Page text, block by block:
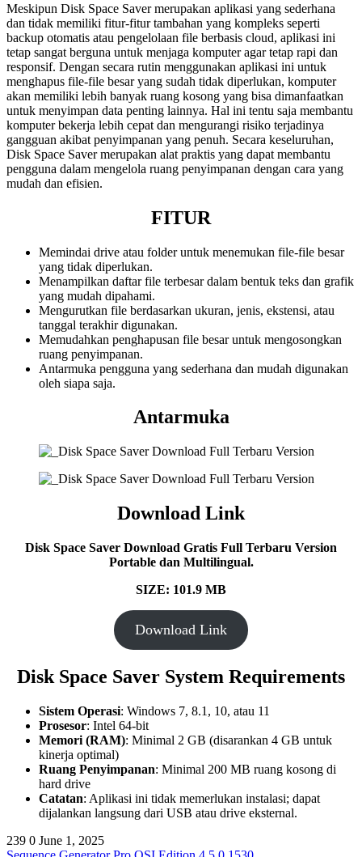
Meskipun Disk Space Saver merupakan aplikasi yang sederhana
dan tidak memiliki fitur-fitur tambahan yang kompleks seperti
backup otomatis atau pengelolaan file berbasis cloud, aplikasi ini
tetap sangat berguna untuk menjaga komputer agar tetap rapi dan
responsif. Dengan secara rutin menggunakan aplikasi ini untuk
menghapus file-file besar yang sudah tidak diperlukan, komputer
akan memiliki lebih banyak ruang kosong yang bisa dimanfaatkan
untuk menyimpan data penting lainnya. Hal ini tentu saja membantu
komputer bekerja lebih cepat dan mengurangi risiko terjadinya
gangguan akibat penyimpanan yang penuh. Secara keseluruhan,
Disk Space Saver merupakan alat praktis yang dapat membantu
pengguna dalam mengelola ruang penyimpanan dengan cara yang
mudah dan efisien.
FITUR
Memindai drive atau folder untuk menemukan file-file besar
yang tidak diperlukan.
Menampilkan daftar file terbesar dalam bentuk teks dan grafik
yang mudah dipahami.
Mengurutkan file berdasarkan ukuran, jenis, ekstensi, atau
tanggal terakhir digunakan.
Memudahkan penghapusan file besar untuk mengosongkan
ruang penyimpanan.
Antarmuka pengguna yang sederhana dan mudah digunakan
oleh siapa saja.
Antarmuka
Download Link
Disk Space Saver Download Gratis Full Terbaru Version
Portable dan Multilingual.
SIZE: 101.9 MB
Download Link
Disk Space Saver System Requirements
Sistem Operasi: Windows 7, 8.1, 10, atau 11
Prosesor: Intel 64-bit
Memori (RAM): Minimal 2 GB (disarankan 4 GB untuk
kinerja optimal)
Ruang Penyimpanan: Minimal 200 MB ruang kosong di
hard drive
Catatan: Aplikasi ini tidak memerlukan instalasi; dapat
dijalankan langsung dari USB atau drive eksternal.
239 0 June 1, 2025